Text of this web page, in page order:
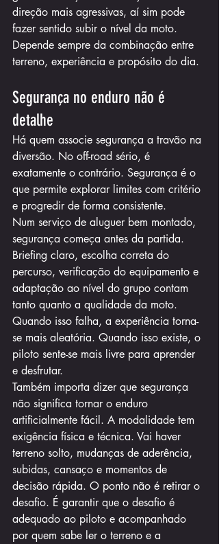
direção mais agressivas, aí sim pode
fazer sentido subir o nível da moto.
Depende sempre da combinação entre
terreno, experiência e propósito do dia.
Segurança no enduro não é
detalhe
Há quem associe segurança a travão na
diversão. No off-road sério, é
exatamente o contrário. Segurança é o
que permite explorar limites com critério
e progredir de forma consistente.
Num serviço de aluguer bem montado,
segurança começa antes da partida.
Briefing claro, escolha correta do
percurso, verificação do equipamento e
adaptação ao nível do grupo contam
tanto quanto a qualidade da moto.
Quando isso falha, a experiência torna-
se mais aleatória. Quando isso existe, o
piloto sente-se mais livre para aprender
e desfrutar.
Também importa dizer que segurança
não significa tornar o enduro
artificialmente fácil. A modalidade tem
exigência física e técnica. Vai haver
terreno solto, mudanças de aderência,
subidas, cansaço e momentos de
decisão rápida. O ponto não é retirar o
desafio. É garantir que o desafio é
adequado ao piloto e acompanhado
por quem sabe ler o terreno e a